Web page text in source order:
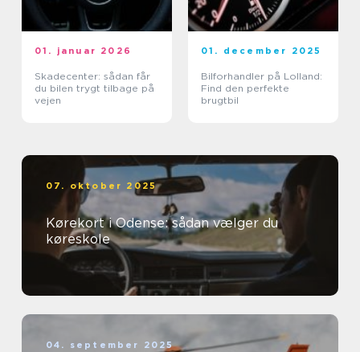
01. januar 2026
Skadecenter: sådan får
du bilen trygt tilbage på
vejen
01. december 2025
Bilforhandler på Lolland:
Find den perfekte
brugtbil
07. oktober 2025
Kørekort i Odense: sådan vælger du
køreskole
04. september 2025